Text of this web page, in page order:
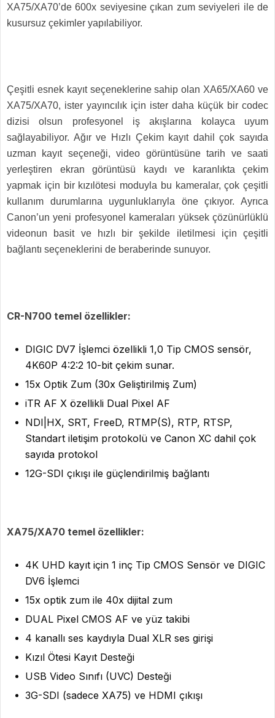
XA75/XA70’de 600x seviyesine çıkan zum seviyeleri ile de
kusursuz çekimler yapılabiliyor.
Çeşitli esnek kayıt seçeneklerine sahip olan XA65/XA60 ve
XA75/XA70, ister yayıncılık için ister daha küçük bir codec
dizisi olsun profesyonel iş akışlarına kolayca uyum
sağlayabiliyor. Ağır ve Hızlı Çekim kayıt dahil çok sayıda
uzman kayıt seçeneği, video görüntüsüne tarih ve saati
yerleştiren ekran görüntüsü kaydı ve karanlıkta çekim
yapmak için bir kızılötesi moduyla bu kameralar, çok çeşitli
kullanım durumlarına uygunluklarıyla öne çıkıyor. Ayrıca
Canon’un yeni profesyonel kameraları yüksek çözünürlüklü
videonun basit ve hızlı bir şekilde iletilmesi için çeşitli
bağlantı seçeneklerini de beraberinde sunuyor.
CR-N700 temel özellikler:
DIGIC DV7 İşlemci özellikli 1,0 Tip CMOS sensör,
4K60P 4:2:2 10-bit çekim sunar.
15x Optik Zum (30x Geliştirilmiş Zum)
iTR AF X özellikli Dual Pixel AF
NDI|HX, SRT, FreeD, RTMP(S), RTP, RTSP,
Standart iletişim protokolü ve Canon XC dahil çok
sayıda protokol
12G-SDI çıkışı ile güçlendirilmiş bağlantı
XA75/XA70 temel özellikler:
4K UHD kayıt için 1 inç Tip CMOS Sensör ve DIGIC
DV6 İşlemci
15x optik zum ile 40x dijital zum
DUAL Pixel CMOS AF ve yüz takibi
4 kanallı ses kaydıyla Dual XLR ses girişi
Kızıl Ötesi Kayıt Desteği
USB Video Sınıfı (UVC) Desteği
3G-SDI (sadece XA75) ve HDMI çıkışı